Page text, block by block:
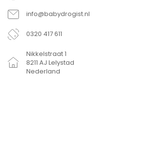
info@babydrogist.nl
0320 417 611
Nikkelstraat 1
8211 AJ Lelystad
Nederland